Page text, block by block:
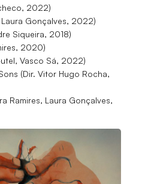
2022)
Laura Gonçalves, 2022)
Siqueira, 2018)
2020)
Vasco Sá, 2022)
(Dir. Vitor Hugo Rocha,
Ramires, Laura Gonçalves,